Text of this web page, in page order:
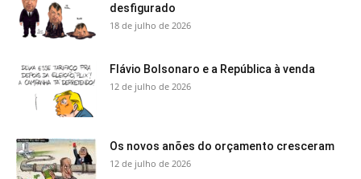
desfigurado
18 de julho de 2026
Flávio Bolsonaro e a República à venda
12 de julho de 2026
Os novos anões do orçamento cresceram
12 de julho de 2026